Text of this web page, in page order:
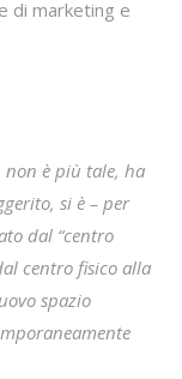
di marketing e
non è più tale, ha
si è – per
dal “centro
centro fisico alla
spazio